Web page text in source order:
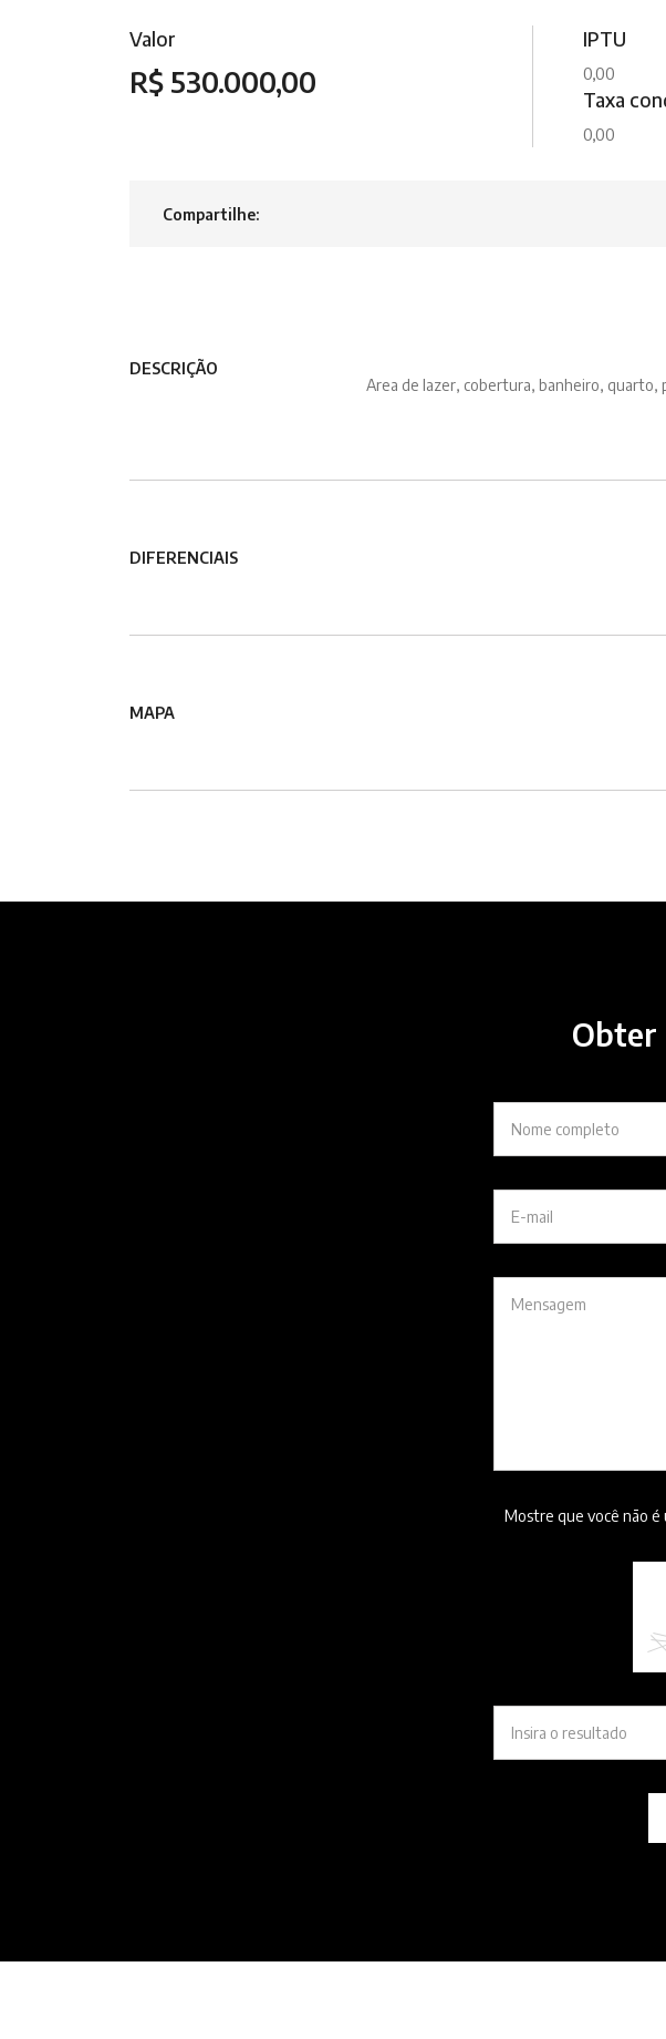
Valor
R$ 530.000,00
IPTU
0,00
Taxa
0,00
Compartilhe:
DESCRIÇÃO
Area de lazer, cobertura, banheiro, quarto,
DIFERENCIAIS
MAPA
Obter
Mostre que você não é